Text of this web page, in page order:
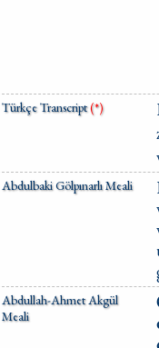
Türkçe Transcript(*)
Abdulbaki Gölpınarlı Meali
Abdullah-Ahmet Akgül
Meali